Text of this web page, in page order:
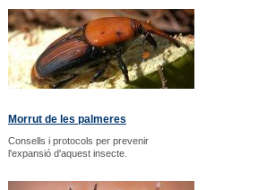
Morrut de les palmeres
Consells i protocols per prevenir
l'expansió d'aquest insecte.